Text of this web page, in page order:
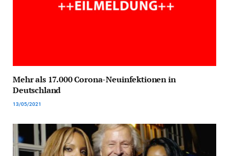
Mehr als 17.000 Corona-Neuinfektionen in
Deutschland
13/05/2021